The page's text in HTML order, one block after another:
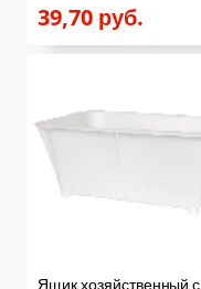
39,70 руб.
Ящик хозяйственный с